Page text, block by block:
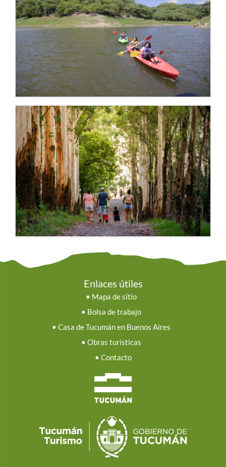
Enlaces útiles
• Mapa de sitio
• Bolsa de trabajo
• Casa de Tucumán en Buenos Aires
• Obras turísticas
• Contacto